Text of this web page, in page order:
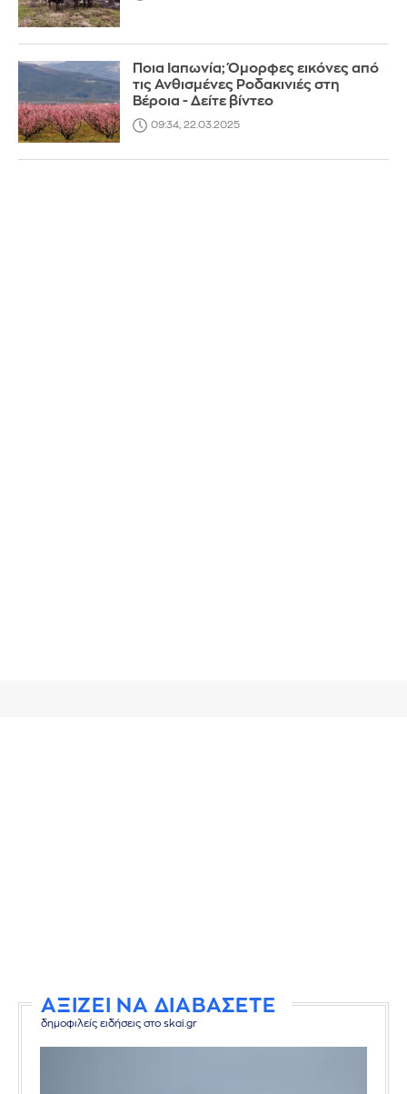
Ποια Ιαπωνία; Όμορφες εικόνες από
τις Ανθισμένες Ροδακινιές στη
Βέροια - Δείτε βίντεο
09:34, 22.03.2025
ΑΞΙΖΕΙ ΝΑ ΔΙΑΒΑΣΕΤΕ
δημοφιλείς ειδήσεις στο skai.gr